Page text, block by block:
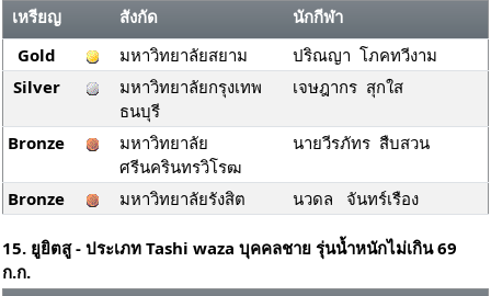
เหรียญ
สังกัด
นักกีฬา
Gold
มหาวิทยาลัยสยาม
ปริณญา โภคทวีงาม
Silver
มหาวิทยาลัยกรุงเทพ
ธนบุรี
เจษฎากร สุกใส
Bronze
มหาวิทยาลัย
ศรีนครินทรวิโรฒ
นายวีรภัทร สืบสวน
Bronze มหาวิทยาลัยรังสิต นวดล จันทร์เรือง
15. ยูยิตสู - ประเภท Tashi waza บุคคลชาย รุ่นน้ำหนักไม่เกิน 69
ก.ก.